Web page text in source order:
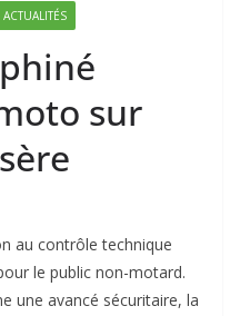
ACTUALITÉS
sur
au contrôle technique
le public non-motard.
une avancé sécuritaire, la